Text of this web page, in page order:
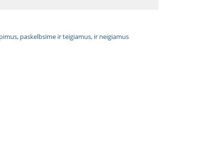
paskelbsime ir teigiamus, ir neigiamus